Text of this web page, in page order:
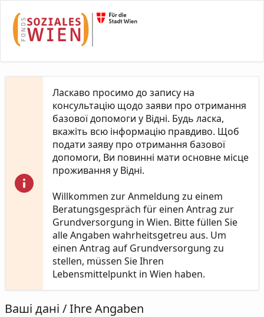
Ласкаво просимо до запису на
консультацію щодо заяви про отримання
базової допомоги у Відні. Будь ласка,
вкажіть всю інформацію правдиво. Щоб
подати заяву про отримання базової
допомоги, Ви повинні мати основне місце
проживання у Відні.
Willkommen zur Anmeldung zu einem
Beratungsgespräch für einen Antrag zur
Grundversorgung in Wien. Bitte füllen Sie
alle Angaben wahrheitsgetreu aus. Um
einen Antrag auf Grundversorgung zu
stellen, müssen Sie Ihren
Lebensmittelpunkt in Wien haben.
Ваші дані / Ihre Angaben